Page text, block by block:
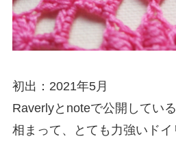
初出：2021年5月
Raverlyとnoteで公開してい
相まって、とても力強いドイ